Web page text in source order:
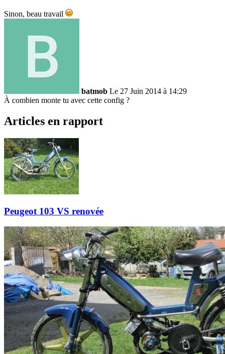
Sinon, beau travail
batmob Le 27 Juin 2014 à 14:29
À combien monte tu avec cette config ?
Articles en rapport
Peugeot 103 VS renovée